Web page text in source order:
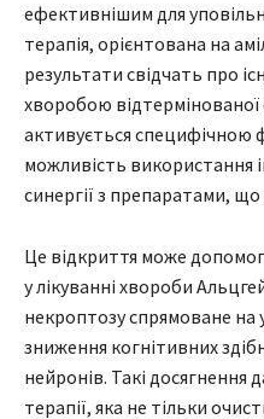
ефективнішим для
терапія, орієнтована на
результати свідчать про
хворобою
активується специфічною
можливість використання
синергії з препаратами,
Це відкриття може
у лікуванні хвороби
некроптозу спрямоване на
зниження когнітивних
нейронів. Такі
терапії, яка не тільки